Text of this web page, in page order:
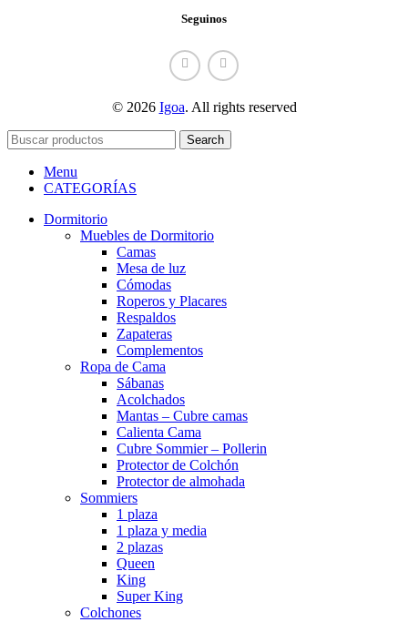
Seguinos
© 2026 Igoa. All rights reserved
Search
Menu
CATEGORÍAS
Dormitorio
Muebles de Dormitorio
Camas
Mesa de luz
Cómodas
Roperos y Placares
Respaldos
Zapateras
Complementos
Ropa de Cama
Sábanas
Acolchados
Mantas – Cubre camas
Calienta Cama
Cubre Sommier – Pollerin
Protector de Colchón
Protector de almohada
Sommiers
1 plaza
1 plaza y media
2 plazas
Queen
King
Super King
Colchones